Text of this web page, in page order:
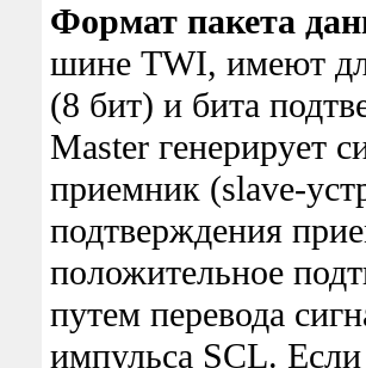
Формат пакета
шине TWI, имеют
(8 бит) и бита
Master генерирует
приемник (slave-
подтверждения
положительное
путем перевода
импульса SCL.